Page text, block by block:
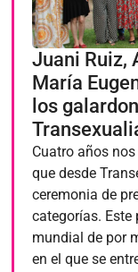
Juani Ruiz,
María
los
Cuatro años
que desde
ceremonia de
categorías. Este
mundial de por
en el que se